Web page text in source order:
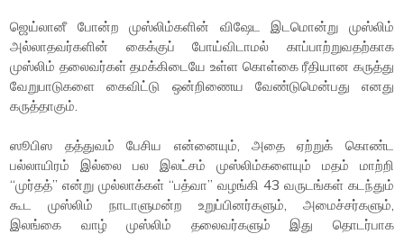
ஜெய்லானீ போன்ற முஸ்லிம்களின் விஷேட இடமொன்று முஸ்லிம்
அல்லாதவர்களின் கைக்குப் போய்விடாமல் காப்பாற்றுவதற்காக
முஸ்லிம் தலைவர்கள் தமக்கிடையே உள்ள கொள்கை ரீதியான கருத்து
வேறுபாடுகளை கைவிட்டு ஒன்றிணைய வேண்டுமென்பது எனது
கருத்தாகும்.
ஸூபிஸ தத்துவம் பேசிய என்னையும், அதை ஏற்றுக் கொண்ட
பல்லாயிரம் இல்லை பல இலட்சம் முஸ்லிம்களையும் மதம் மாற்றி
“முர்தத்” என்று முல்லாக்கள் “பத்வா” வழங்கி 43 வருடங்கள் கடந்தும்
கூட முஸ்லிம் நாடாளுமன்ற உறுப்பினர்களும், அமைச்சர்களும்,
இலங்கை வாழ் முஸ்லிம் தலைவர்களும் இது தொடர்பாக